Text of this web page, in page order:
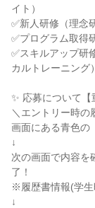
イト）
✅新人研修（理念
✅プログラム取得
✅スキルアップ研
カルトレーニング）
✨ 応募について【
＼エントリー時の
画面にある青色の
↓
次の画面で内容を
了！
※履歴書情報(学
↓